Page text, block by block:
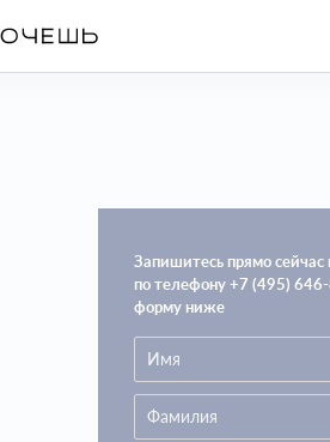
Запишитесь прямо сейчас
по телефону +7 (495)
форму ниже